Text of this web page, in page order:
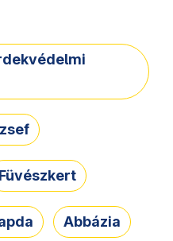
Füvészkert
Abbázia